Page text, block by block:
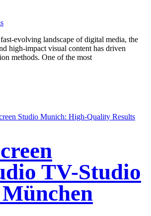
evolving landscape of digital media, the
high-impact visual content has driven
methods. One of the most
TV-Studio